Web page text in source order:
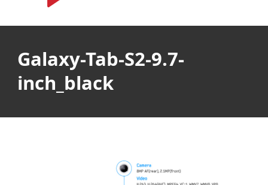
Galaxy-Tab-S2-9.7-
inch_black